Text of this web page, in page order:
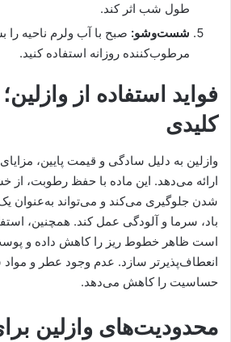
طول شب اثر کند.
شست‌وشو: صبح با آب ولرم ناحیه را
مرطوب‌کننده روزانه استفاده کنید.
فواید استفاده از
کلیدی
وازلین به دلیل سادگی و قیمت پایین،
ارائه می‌دهد. این ماده با حفظ رطوبت، از
شدن جلوگیری می‌کند و می‌تواند به‌عنوان
باد، سرما و آلودگی عمل کند. همچنین،
است ظاهر خطوط ریز را کاهش داده و
انعطاف‌پذیرتر سازد. عدم وجود عطر و
حساسیت را کاهش می‌دهد.
محدودیت‌های وازلین